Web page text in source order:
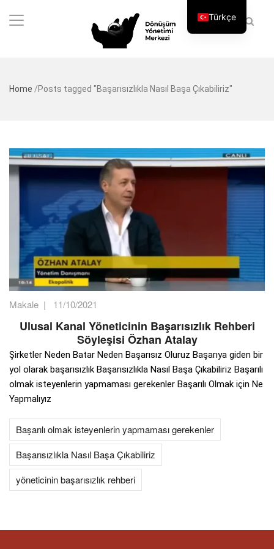
Home /Posts tagged "Başarısızlıkla Nasıl Başa Çıkabiliriz"
Makale | 11/10/2021
Ulusal Kanal Yöneticinin Başarısızlık Rehberi
Söyleşisi Özhan Atalay
Şirketler Neden Batar Neden Başarısız Oluruz Başarıya giden bir
yol olarak başarısızlık Başarısızlıkla Nasıl Başa Çıkabiliriz Başarılı
olmak isteyenlerin yapmaması gerekenler Başarılı Olmak için Ne
Yapmalıyız
Başarılı olmak isteyenlerin yapmaması gerekenler
Başarısızlıkla Nasıl Başa Çıkabiliriz
yöneticinin başarısızlık rehberi
Türkçe